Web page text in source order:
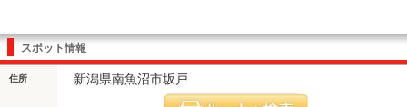
スポット情報
住所 新潟県南魚沼市坂戸